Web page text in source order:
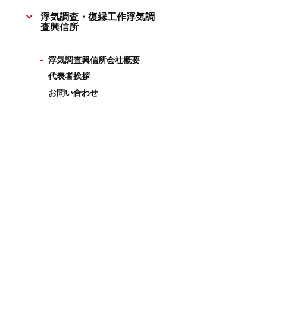
浮気調査・復縁工作浮気調
査興信所
浮気調査興信所会社概要
代表者挨拶
お問い合わせ